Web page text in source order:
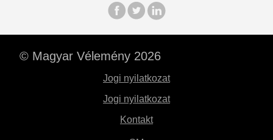
© Magyar Vélemény 2026
Jogi nyilatkozat
Jogi nyilatkozat
Kontakt